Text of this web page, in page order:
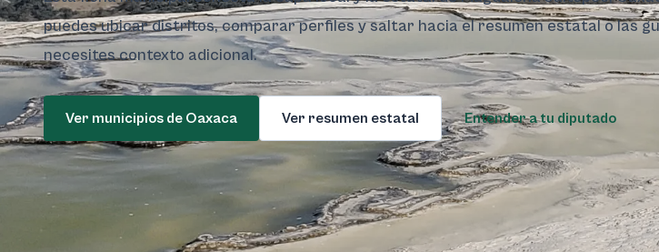
puedes ubicar distritos, comparar perfiles y saltar hacia el resumen estatal o las
necesites contexto adicional.
Ver municipios de Oaxaca Ver resumen estatal Entender a tu diputado